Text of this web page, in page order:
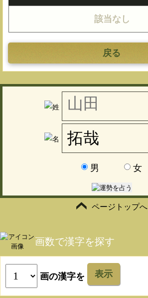
該当なし
戻る
男 女
ページトップへ
画数で漢字を探す
画の漢字を 表示